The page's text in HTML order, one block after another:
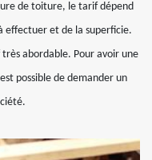
de toiture, le tarif dépend
effectuer et de la superficie.
abordable. Pour avoir une
possible de demander un